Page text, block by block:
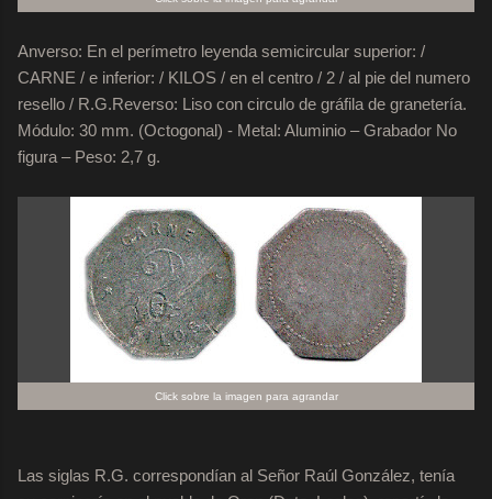
Anverso: En el perímetro leyenda semicircular superior: /
CARNE / e inferior: / KILOS / en el centro / 2 / al pie del numero
resello / R.G.Reverso: Liso con circulo de gráfila de granetería.
Módulo: 30 mm. (Octogonal) - Metal: Aluminio – Grabador No
figura – Peso: 2,7 g.
Click sobre la imagen para agrandar
Las siglas R.G. correspondían al Señor Raúl González, tenía